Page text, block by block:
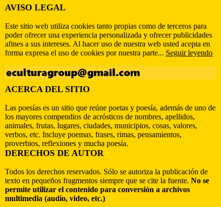
AVISO LEGAL
Este sitio web utiliza cookies tanto propias como de terceros para
poder ofrecer una experiencia personalizada y ofrecer publicidades
afines a sus intereses. Al hacer uso de nuestra web usted acepta en
forma expresa el uso de cookies por nuestra parte... Seguir leyendo
ACERCA DEL SITIO
Las poesías es un sitio que reúne poetas y poesía, además de uno de
los mayores compendios de acrósticos de nombres, apellidos,
animales, frutas, lugares, ciudades, municipios, cosas, valores,
verbos, etc. Incluye poemas, frases, rimas, pensamientos,
proverbios, reflexiones y mucha poesía.
DERECHOS DE AUTOR
Todos los derechos reservados. Sólo se autoriza la publicación de
texto en pequeños fragmentos siempre que se cite la fuente. No se
permite utilizar el contenido para conversión a archivos
multimedia (audio, video, etc.)